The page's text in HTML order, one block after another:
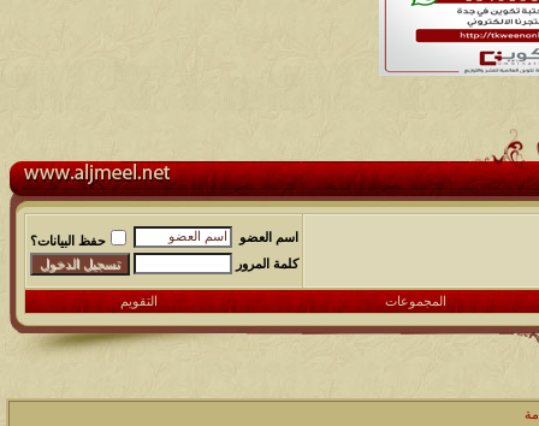
اسم العضو
حفظ البيانات؟
كلمة المرور
المجموعات التقويم
مشاركات المشاهدات آخر مشاركة